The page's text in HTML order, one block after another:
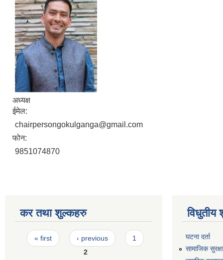
अध्यक्ष
ईमेल:
chairpersongokulganga@gmail.com
फोन:
9851074870
कर तथा शुल्कहरु
Pages
« first ‹ previous
1
2
विधुतीय
घटना दर्ता
सामाजिक सुरक्षा